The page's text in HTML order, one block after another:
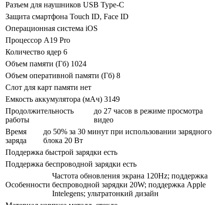
Разъем для наушников USB Type-C
Защита смартфона Touch ID, Face ID
Операционная система iOS
Процессор A19 Pro
Количество ядер 6
Объем памяти (Гб) 1024
Объем оперативной памяти (Гб) 8
Слот для карт памяти нет
Емкость аккумулятора (мАч) 3149
Продолжительность
работы
до 27 часов в режиме просмотра
видео
Время
заряда
до 50% за 30 минут при использовании зарядного
блока 20 Вт
Поддержка быстрой зарядки есть
Поддержка беспроводной зарядки есть
Особенности
Частота обновления экрана 120Hz; поддержка
беспроводной зарядки 20W; поддержка Apple
Intelegens; ультратонкий дизайн